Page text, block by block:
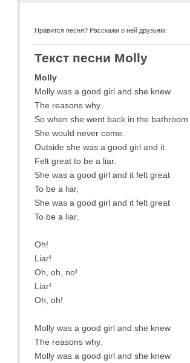
Imagine Dragons
Все песни
Blind Guardian
Все песни
Нравится песня? Расскажи о ней друзьям:
Текст песни Molly
Molly
Molly was a good girl and she knew
The reasons why.
So when she went back in the bathroom
She would never come.
Outside she was a good girl and it
Felt great to be a liar.
She was a good girl and it felt great
To be a liar,
She was a good girl and it felt great
To be a liar.
Oh!
Liar!
Oh, oh, no!
Liar!
Oh, oh!
Molly was a good girl and she knew
The reasons why.
Molly was a good girl and she knew